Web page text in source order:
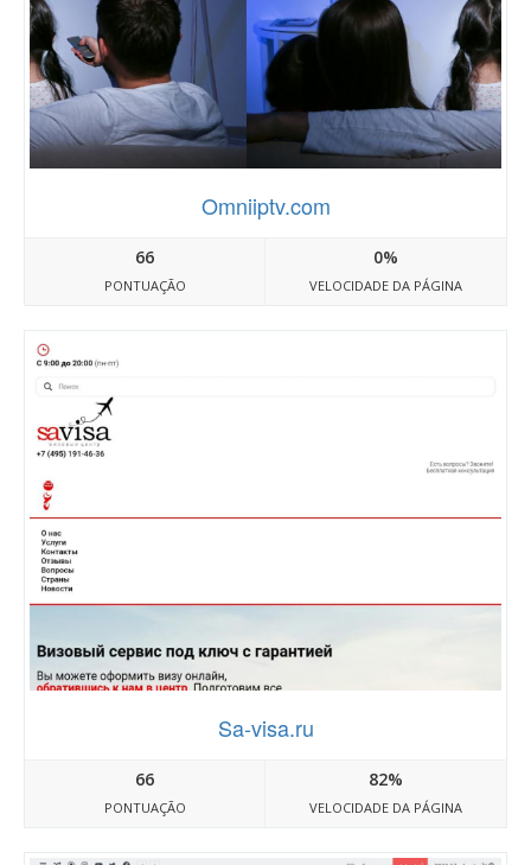
Omniiptv.com
66
PONTUAÇÃO
0%
VELOCIDADE DA PÁGINA
Sa-visa.ru
66
PONTUAÇÃO
82%
VELOCIDADE DA PÁGINA